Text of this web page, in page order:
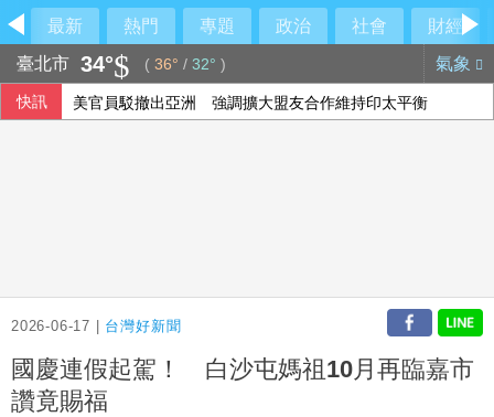
最新 熱門 專題 政治 社會
財經
臺北市 34° ( 36° / 32° ) 氣象
快訊 美官員駁撤出亞洲 強調擴大盟友合作維持印太平衡
2026-06-17 | 台灣好新聞
國慶連假起駕！ 白沙屯媽祖10月再臨嘉市
讚竟賜福